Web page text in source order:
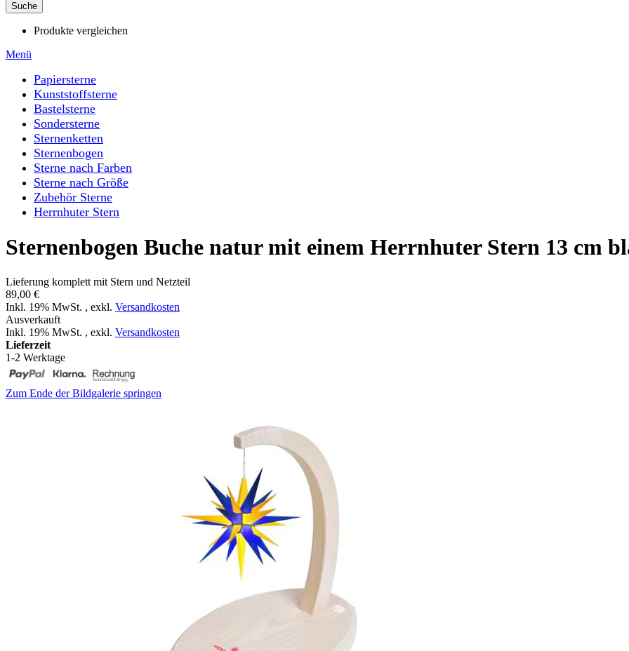
Suche
Produkte vergleichen
Menü
Papiersterne
Kunststoffsterne
Bastelsterne
Sondersterne
Sternenketten
Sternenbogen
Sterne nach Farben
Sterne nach Größe
Zubehör Sterne
Herrnhuter Stern
Sternenbogen Buche natur mit einem Herrnhuter Stern 13 cm
Lieferung komplett mit Stern und Netzteil
89,00 €
Inkl. 19% MwSt. , exkl. Versandkosten
Ausverkauft
Inkl. 19% MwSt. , exkl. Versandkosten
Lieferzeit
1-2 Werktage
Zum Ende der Bildgalerie springen